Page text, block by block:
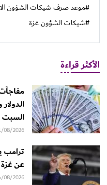
#موعد صرف شيكات الشؤون
#شيكات الشؤون غزة
الأكثر قراءة
السبت
08/2026
ترامب
عن غزة
08/2026